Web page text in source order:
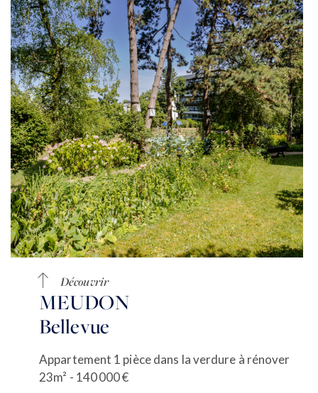
Découvrir
MEUDON
Bellevue
Appartement 1 pièce dans la verdure à rénover
23m² - 140 000 €